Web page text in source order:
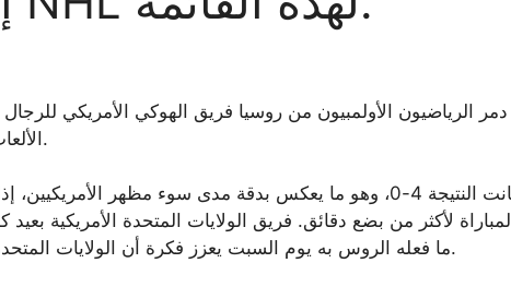
دمر الرياضيون الأولمبيون من روسيا فريق الهوكي الأمريكي
الألعاب الأولمبية الشتوية صباح يوم السبت.
كانت النتيجة 4-0، وهو ما يعكس بدقة مدى سوء مظهر
المباراة لأكثر من بضع دقائق. فريق الولايات المتحدة الأمريكية
ما فعله الروس به يوم السبت يعزز فكرة أن الولايات المتحدة ربما لن تذهب بعيدًا في هذا الحدث.